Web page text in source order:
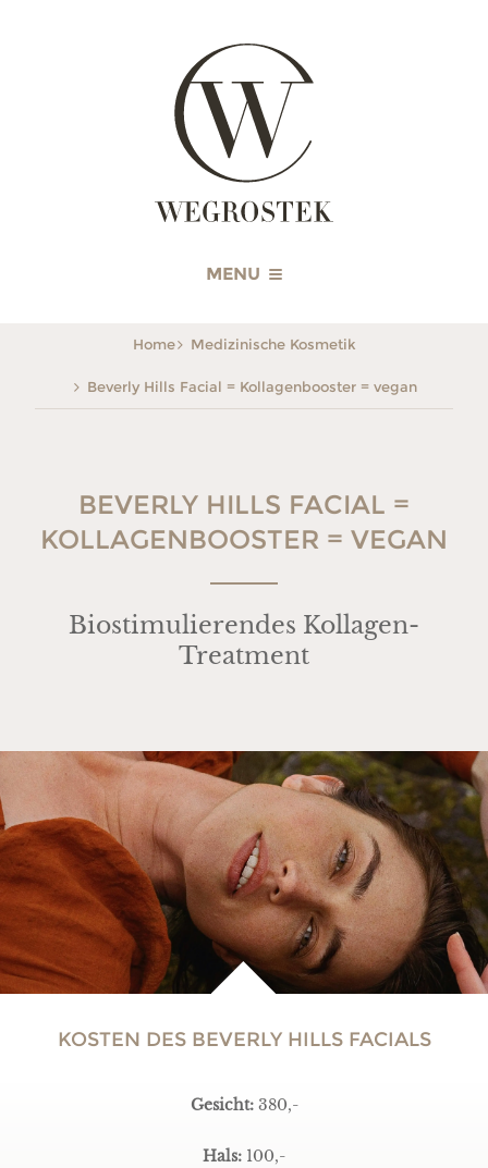
WEGROSTEK
MENU
Home Medizinische Kosmetik
Beverly Hills Facial = Kollagenbooster = vegan
BEVERLY HILLS FACIAL =
KOLLAGENBOOSTER = VEGAN
Biostimulierendes Kollagen-
Treatment
KOSTEN DES BEVERLY HILLS FACIALS
Gesicht:380,-
Hals: 100,-